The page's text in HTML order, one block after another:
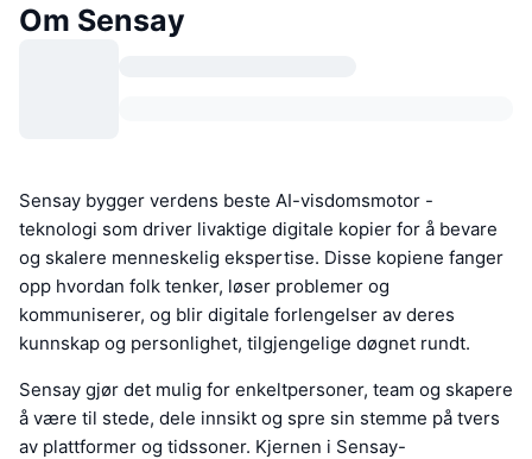
Om Sensay
Sensay bygger verdens beste AI-visdomsmotor -
teknologi som driver livaktige digitale kopier for å bevare
og skalere menneskelig ekspertise. Disse kopiene fanger
opp hvordan folk tenker, løser problemer og
kommuniserer, og blir digitale forlengelser av deres
kunnskap og personlighet, tilgjengelige døgnet rundt.
Sensay gjør det mulig for enkeltpersoner, team og skapere
å være til stede, dele innsikt og spre sin stemme på tvers
av plattformer og tidssoner. Kjernen i Sensay-